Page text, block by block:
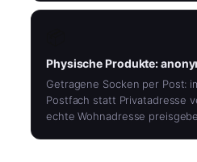
Physische Produkte:
Getragene Socken per Post:
Postfach statt Privatadresse
echte Wohnadresse